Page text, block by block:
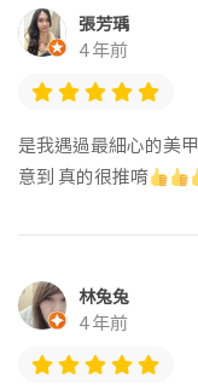
張芳瑀
4 年前
是我遇過最細心的美
意到 真的很推唷
林兔兔
4 年前